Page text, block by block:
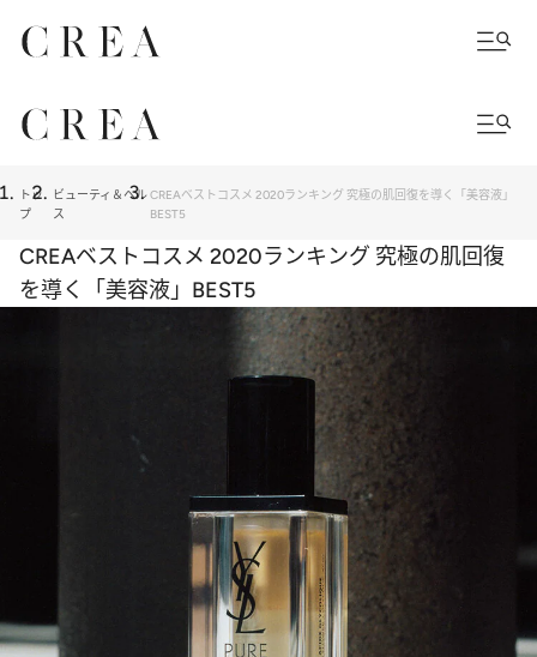
トッ
プ
ビューティ＆ヘル
ス
CREAベストコスメ 2020ランキング 究極の肌回復を導く「美容液」
BEST5
CREAベストコスメ 2020ランキング 究極の肌回復
を導く「美容液」BEST5